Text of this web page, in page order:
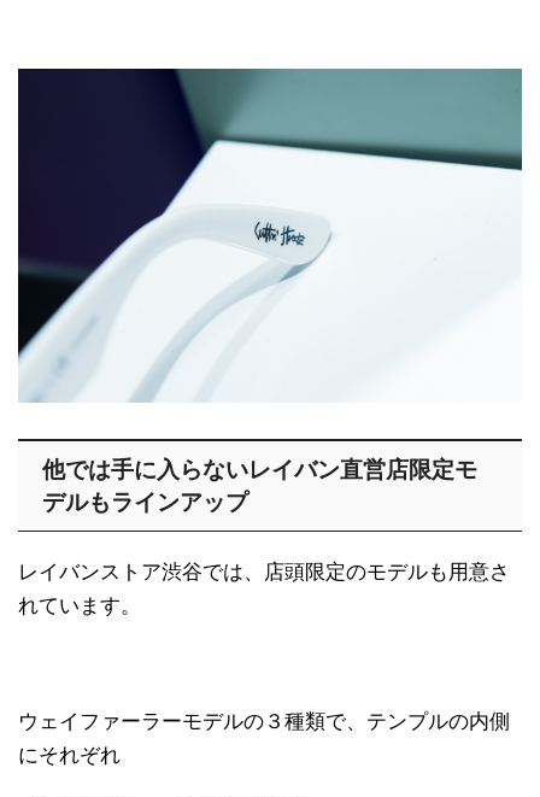
他では手に入らないレイバン直営店限定モ
デルもラインアップ
レイバンストア渋谷では、店頭限定のモデルも用意さ
れています。
ウェイファーラーモデルの３種類で、テンプルの内側
にそれぞれ